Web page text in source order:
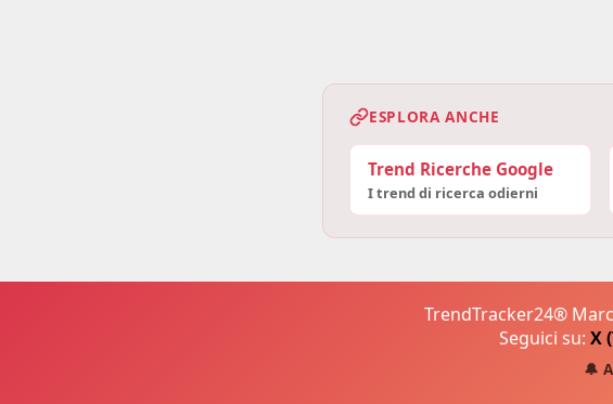
ESPLORA ANCHE
Trend Ricerche Google
I trend di ricerca odierni
TrendTracker24®
Seguici su: X
🔔